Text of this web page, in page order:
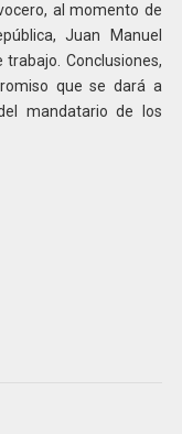
al momento de
Juan Manuel
Conclusiones,
que se dará a
mandatario de los